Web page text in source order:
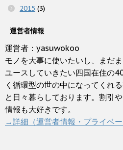
2015 (3)
運営者情報
運営者：yasuwokoo
モノを大事に使いたいし、まだ
ユースしていきたい四国在住の
く循環型の世の中になってくれ
と日々暮らしております。割引
情報も大好きです。
→詳細（運営者情報・プライベ